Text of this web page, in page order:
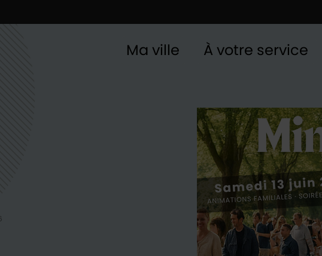
Ma ville À votre service